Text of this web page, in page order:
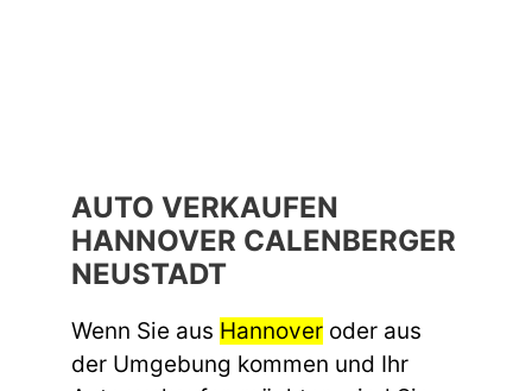
AUTO VERKAUFEN
HANNOVER CALENBERGER
NEUSTADT
Wenn Sie aus Hannover oder aus
der Umgebung kommen und Ihr